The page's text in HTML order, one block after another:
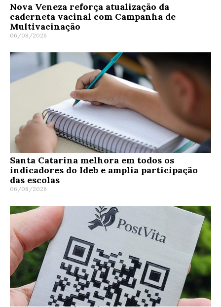
Nova Veneza reforça atualização da
caderneta vacinal com Campanha de
Multivacinação
06/08/2026
Santa Catarina melhora em todos os
indicadores do Ideb e amplia participação
das escolas
06/08/2026